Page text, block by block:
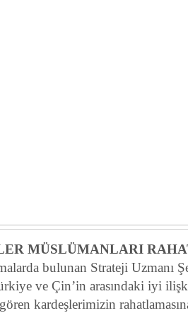
MÜSLÜMANLARI
bulunan Strateji Uzmanı
ve Çin’in arasındaki iyi
kardeşlerimizin